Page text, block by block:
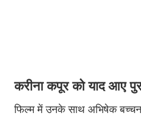
करीना कपूर को याद आए
फिल्म में उनके साथ अभिषेक बच्चन